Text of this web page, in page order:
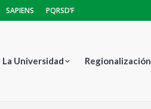
SAPIENS PQRSD’F
La Universidad Regionalización